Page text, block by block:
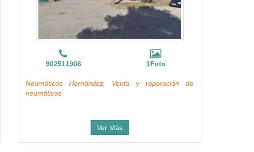
902511908 1Foto
Neumáticos Hernández, Venta y reparación de
neumáticos
Ver Más